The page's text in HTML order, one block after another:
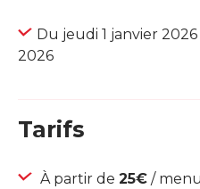
Du jeudi 1 janvier
2026
Tarifs
À partir de 25€ /